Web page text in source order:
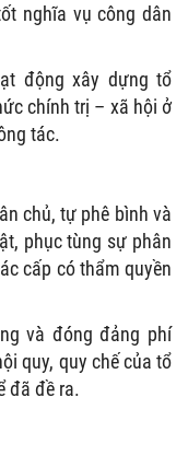
nghĩa vụ công dân
động xây dựng tổ
chính trị – xã hội ở
tác.
chủ, tự phê bình và
phục tùng sự phân
cấp có thẩm quyền
và đóng đảng phí
quy, quy chế của tổ
đã đề ra.